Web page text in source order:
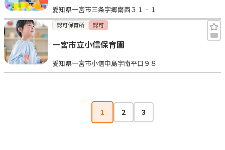
愛知県一宮市三条字郷南西３１‐１
認可保育所 認可
一宮市立小信保育園
愛知県一宮市小信中島字南平口９８
1 2 3